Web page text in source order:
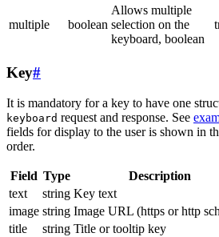
multiple boolean
Allows multiple
selection on the
keyboard, boolean
Key#
It is mandatory for a key to have one
keyboard request and response. See
fields for display to the user is shown in
order.
Field Type Description
text
string Key text
image string Image URL (https or http
title
string Title or tooltip key